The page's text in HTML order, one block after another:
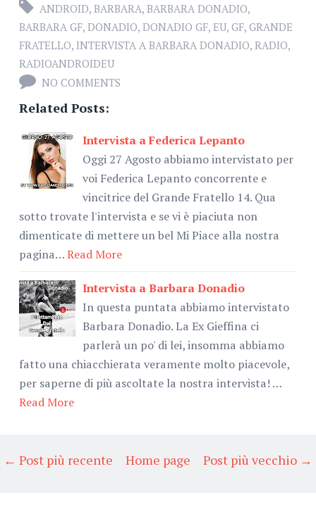
ANDROID, BARBARA, BARBARA DONADIO,
BARBARA GF, DONADIO, DONADIO GF, EU, GF, GRANDE
FRATELLO, INTERVISTA A BARBARA DONADIO, RADIO,
RADIOANDROIDEU
NO COMMENTS
Related Posts:
Intervista a Federica Lepanto
Oggi 27 Agosto abbiamo intervistato per
voi Federica Lepanto concorrente e
vincitrice del Grande Fratello 14. Qua
sotto trovate l'intervista e se vi è piaciuta non
dimenticate di mettere un bel Mi Piace alla nostra
pagina…Read More
Intervista a Barbara Donadio
In questa puntata abbiamo intervistato
Barbara Donadio. La Ex Gieffina ci
parlerà un po' di lei, insomma abbiamo
fatto una chiacchierata veramente molto piacevole,
per saperne di più ascoltate la nostra intervista! …
Read More
← Post più recente Post più vecchio →
Home page